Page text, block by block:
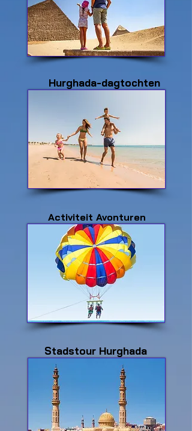
Hurghada-dagtochten
Activiteit Avonturen
Stadstour Hurghada